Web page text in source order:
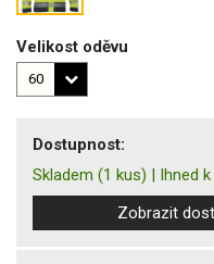
Velikost oděvu
Dostupnost:
Skladem (1 kus) | Ihned
Zobrazit